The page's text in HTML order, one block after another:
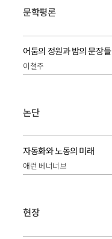
문학평론
어둠의 정원과 밤의 문장들
이철주
논단
자동화와 노동의 미래
애런 베너너브
현장